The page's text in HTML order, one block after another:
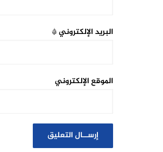
البريد الإلكتروني*
الموقع الإلكتروني